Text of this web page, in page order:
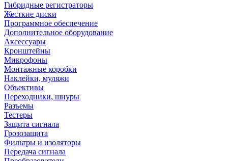
Гибридные регистраторы
Жесткие диски
Программное обеспечение
Дополнительное оборудование
Аксессуары
Кронштейны
Микрофоны
Монтажные коробки
Наклейки, муляжи
Объективы
Переходники, шнуры
Разъемы
Тестеры
Защита сигнала
Грозозащита
Фильтры и изоляторы
Передача сигнала